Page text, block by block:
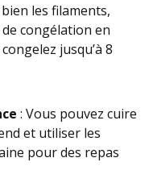
les filaments,
de congélation en
jusqu’à 8
: Vous pouvez cuire
et utiliser les
pour des repas